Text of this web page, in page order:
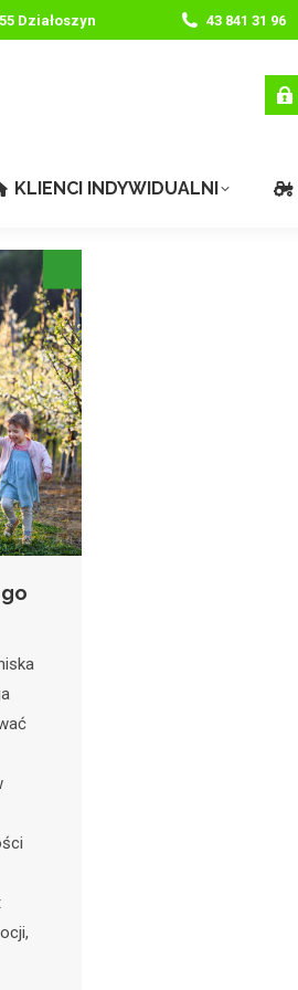
Działoszyn 43 841 31 96
KLIENCI INDYWIDUALNI